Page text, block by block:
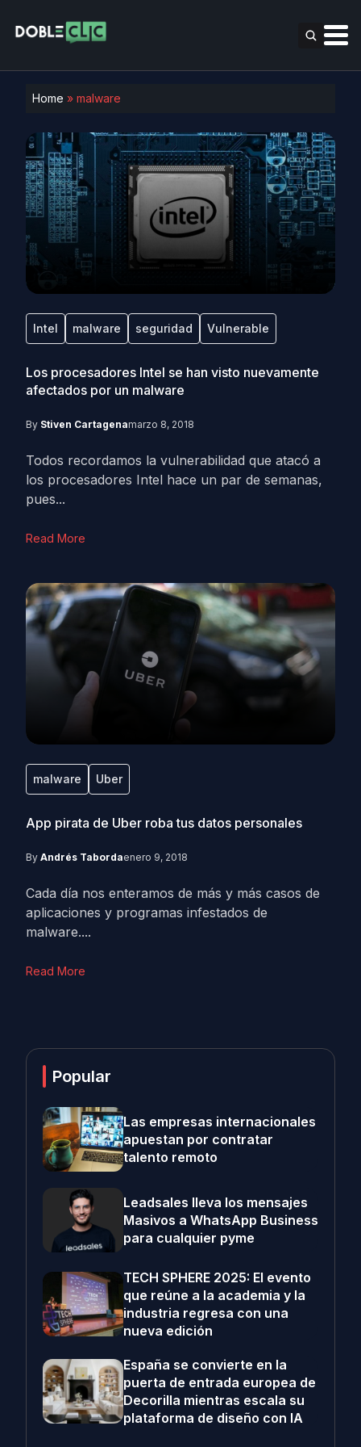
Home » malware
Intel malware seguridad Vulnerable
Los procesadores Intel se han visto nuevamente
afectados por un malware
By Stiven Cartagenamarzo 8, 2018
Todos recordamos la vulnerabilidad que atacó a
los procesadores Intel hace un par de semanas,
pues...
Read More
malware Uber
App pirata de Uber roba tus datos personales
By Andrés Tabordaenero 9, 2018
Cada día nos enteramos de más y más casos de
aplicaciones y programas infestados de
malware....
Read More
Popular
Las empresas internacionales
apuestan por contratar
talento remoto
Leadsales lleva los mensajes
Masivos a WhatsApp Business
para cualquier pyme
TECH SPHERE 2025: El evento
que reúne a la academia y la
industria regresa con una
nueva edición
España se convierte en la
puerta de entrada europea de
Decorilla mientras escala su
plataforma de diseño con IA